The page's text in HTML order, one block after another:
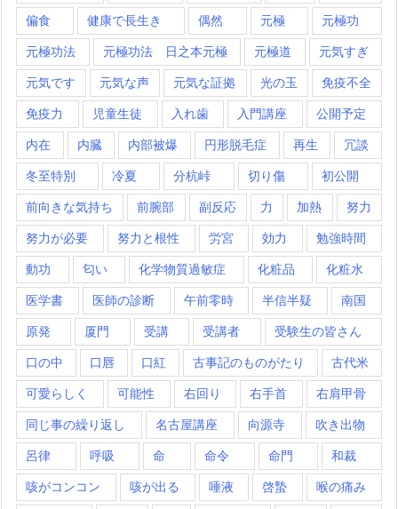
偏食 健康で長生き 偶然 元極 元極功
元極功法 元極功法 日之本元極 元極道 元気すぎ
元気です 元気な声 元気な証拠 光の玉 免疫不全
免疫力 児童生徒 入れ歯 入門講座 公開予定
内在 内臓 内部被爆 円形脱毛症 再生 冗談
冬至特別 冷夏 分杭峠 切り傷 初公開
前向きな気持ち 前腕部 副反応 力 加熱 努力
努力が必要 努力と根性 労宮 効力 勉強時間
動功 匂い 化学物質過敏症 化粧品 化粧水
医学書 医師の診断 午前零時 半信半疑 南国
原発 厦門 受講 受講者 受験生の皆さん
口の中 口唇 口紅 古事記のものがたり 古代米
可愛らしく 可能性 右回り 右手首 右肩甲骨
同じ事の繰り返し 名古屋講座 向源寺 吹き出物
呂律 呼吸 命 命令 命門 和裁
咳がコンコン 咳が出る 唾液 啓蟄 喉の痛み